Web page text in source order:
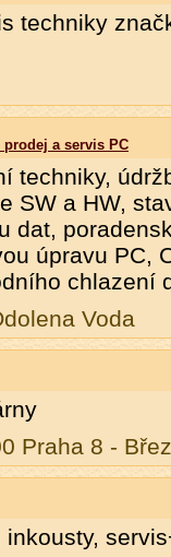
techniky
prodej a servis PC
techniky,
SW a HW,
dat,
úpravu PC,
chlazení
Voda
Praha 8 -